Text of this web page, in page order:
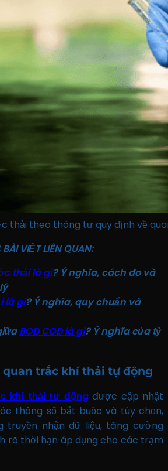
thải theo thông tư quy định về
VIẾT LIÊN QUAN:
thải là gì? Ý nghĩa, cách đo và
là gì? Ý nghĩa, quy chuẩn và
BOD COD là gì? Ý nghĩa của tỷ
quan trắc khí thải tự động
khí thải tự độngđược cập nhật
thông số bắt buộc và tùy chọn,
truyền nhận dữ liệu, tăng cường
rõ thời hạn áp dụng cho các trạm